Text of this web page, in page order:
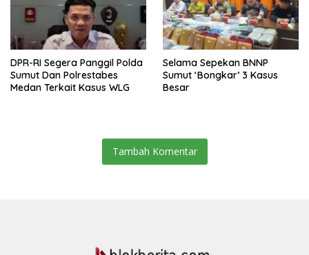
DPR-RI Segera Panggil Polda
Sumut Dan Polrestabes
Medan Terkait Kasus WLG
Selama Sepekan BNNP
Sumut ‘Bongkar’ 3 Kasus
Besar
Tambah Komentar